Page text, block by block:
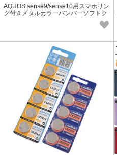
AQUOS sense9/sense10用スマホリン
グ付きメタルカラーバンパーソフトク